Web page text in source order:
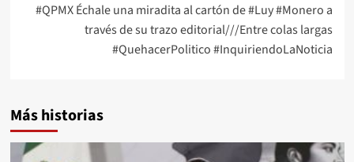
#QPMX Échale una miradita al cartón de #Luy #Monero a
través de su trazo editorial///Entre colas largas
#QuehacerPolitico #InquiriendoLaNoticia
Más historias